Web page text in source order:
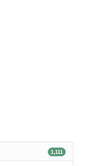
1,111